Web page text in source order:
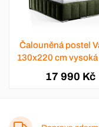
Čalouněná postel
130x220 cm
- výběr barev
17 990 Kč